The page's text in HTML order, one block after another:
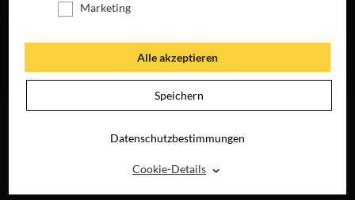
EINE FAMILIE
RAY, DVD &
Marketing
Alle akzeptieren
Speichern
Datenschutzbestimmungen
Cookie-Details ⌃